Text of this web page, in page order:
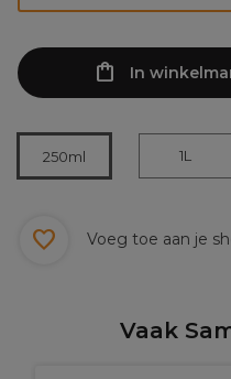
In
250ml 1L
Voeg toe aan je
Vaak